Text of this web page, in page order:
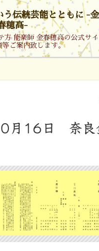
う伝統芸能とともに -
穂高-
方 能楽師 金春穂高の公式サ
等ご案内致します。
月16日 奈良